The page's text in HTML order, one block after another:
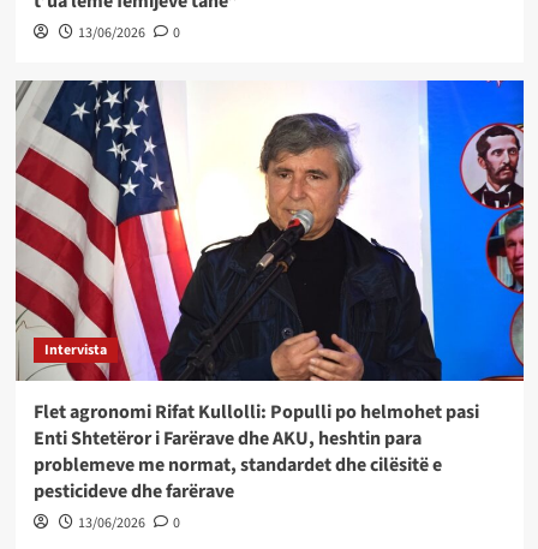
13/06/2026 0
Intervista
Flet agronomi Rifat Kullolli: Populli po helmohet pasi
Enti Shtetëror i Farërave dhe AKU, heshtin para
problemeve me normat, standardet dhe cilësitë e
pesticideve dhe farërave
13/06/2026 0